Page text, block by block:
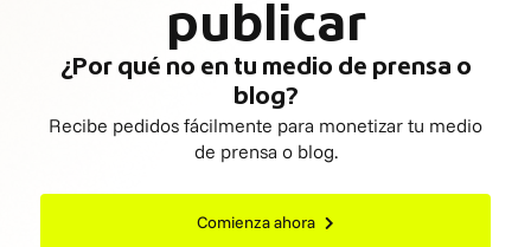
publicar
¿Por qué no en tu medio de prensa o
blog?
Recibe pedidos fácilmente para monetizar tu medio
de prensa o blog.
Comienza ahora